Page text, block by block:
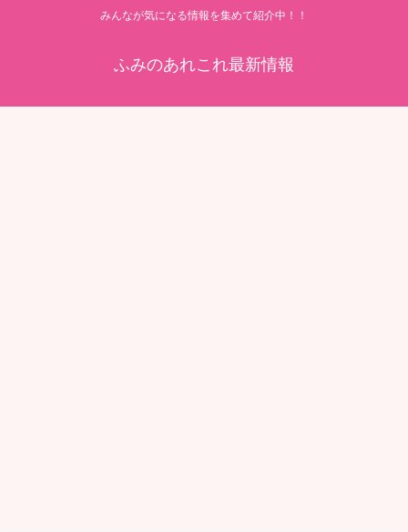
みんなが気になる情報を集めて紹介中！！
ふみのあれこれ最新情報